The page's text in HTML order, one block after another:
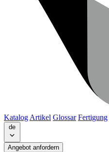
Katalog Artikel Glossar Fertigung
de
Angebot anfordern